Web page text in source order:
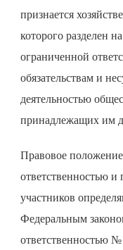
признается
которого разделен
ограниченной
обязательствам и
деятельностью
принадлежащих им
Правовое
ответственностью и
участников
Федеральным
ответственностью